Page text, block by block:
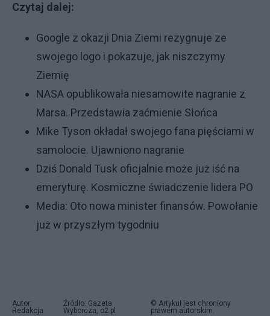
Czytaj dalej:
Google z okazji Dnia Ziemi rezygnuje ze
swojego logo i pokazuje, jak niszczymy
Ziemię
NASA opublikowała niesamowite nagranie z
Marsa. Przedstawia zaćmienie Słońca
Mike Tyson okładał swojego fana pięściami w
samolocie. Ujawniono nagranie
Dziś Donald Tusk oficjalnie może już iść na
emeryturę. Kosmiczne świadczenie lidera PO
Media: Oto nowa minister finansów. Powołanie
już w przyszłym tygodniu
Autor:
Redakcja
Źródło: Gazeta
Wyborcza, o2.pl
© Artykuł jest chroniony
prawem autorskim.